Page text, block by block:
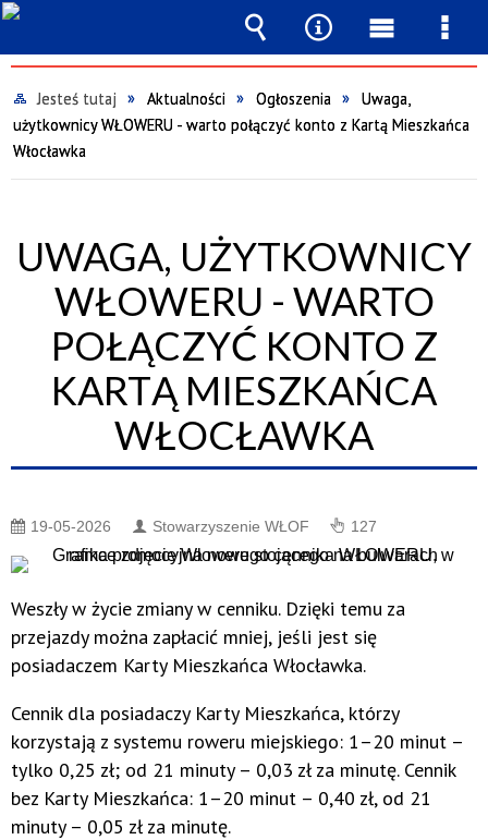
Jesteś tutaj Aktualności Ogłoszenia
Uwaga,
użytkownicy WŁOWERU - warto połączyć konto z Kartą Mieszkańca
Włocławka
UWAGA, UŻYTKOWNICY
WŁOWERU - WARTO
POŁĄCZYĆ KONTO Z
KARTĄ MIESZKAŃCA
WŁOCŁAWKA
19-05-2026 Stowarzyszenie WŁOF 127
Weszły w życie zmiany w cenniku. Dzięki temu za
przejazdy można zapłacić mniej, jeśli jest się
posiadaczem Karty Mieszkańca Włocławka.
Cennik dla posiadaczy Karty Mieszkańca, którzy
korzystają z systemu roweru miejskiego: 1–20 minut –
tylko 0,25 zł; od 21 minuty – 0,03 zł za minutę. Cennik
bez Karty Mieszkańca: 1–20 minut – 0,40 zł, od 21
minuty – 0,05 zł za minutę.
Wyszukiwarka
Narzędzia
Menu
główne